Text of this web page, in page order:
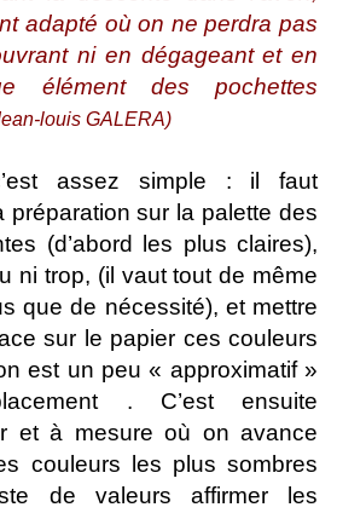
adapté où on ne perdra pas
ni en dégageant et en
élément des pochettes
louis GALERA)
assez simple : il faut
préparation sur la palette des
(d’abord les plus claires),
ni trop, (il vaut tout de même
que de nécessité), et mettre
sur le papier ces couleurs
est un peu « approximatif »
. C’est ensuite
et à mesure où on avance
couleurs les plus sombres
de valeurs affirmer les